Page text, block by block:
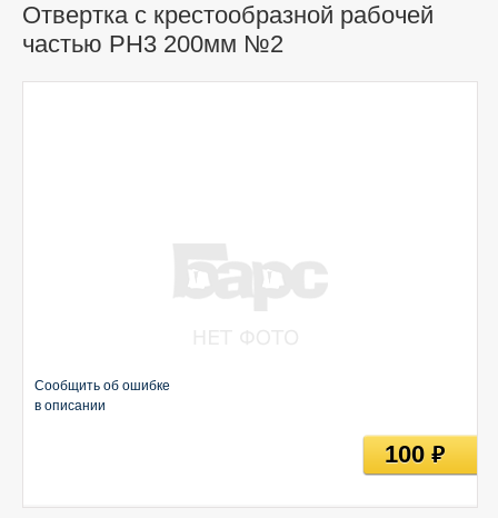
Отвертка с крестообразной рабочей
частью РН3 200мм №2
Сообщить об ошибке
в описании
100руб